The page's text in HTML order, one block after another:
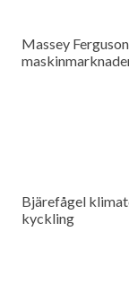
Massey
Bjärefågel
kyckling